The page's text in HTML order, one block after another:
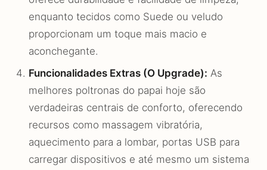
enquanto tecidos como Suede ou veludo
proporcionam um toque mais macio e
aconchegante.
Funcionalidades Extras (O Upgrade): As
melhores poltronas do papai hoje são
verdadeiras centrais de conforto, oferecendo
recursos como massagem vibratória,
aquecimento para a lombar, portas USB para
carregar dispositivos e até mesmo um sistema